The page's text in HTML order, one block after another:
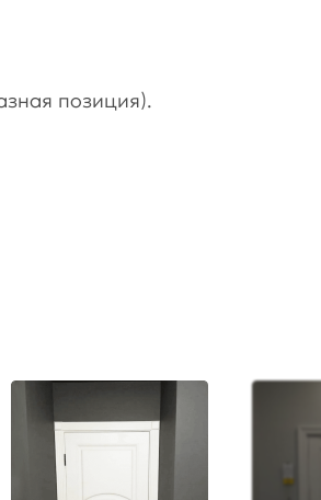
позиция).